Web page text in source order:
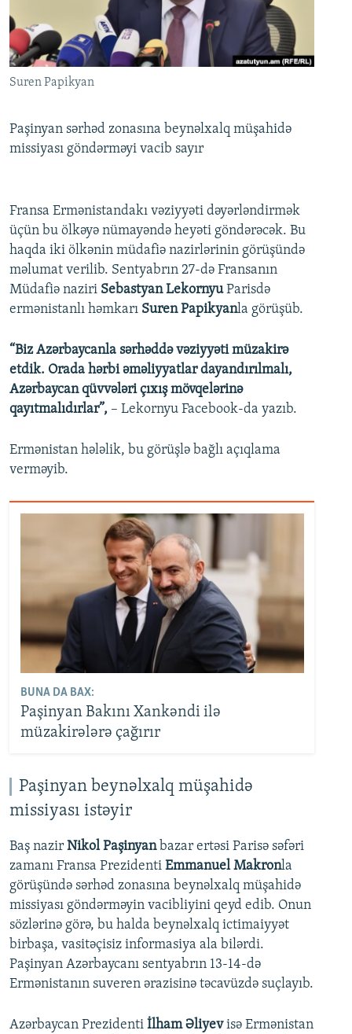
KARIKATURA
AZƏRBAYCAN ƏDƏBIYYATI KITABXANASI
İSLAM VƏ DEMOKRATIYA
PEŞƏ ETIKASI VƏ JURNALISTIKA STANDARTLARIMIZ
BIZIMLƏ ƏLAQƏ
XƏBƏR BÜLLETENLƏRIMIZ
BIZI IZLƏ
Suren Papikyan
Paşinyan sərhəd zonasına beynəlxalq müşahidə
missiyası göndərməyi vacib sayır
Fransa Ermənistandakı vəziyyəti dəyərləndirmək
üçün bu ölkəyə nümayəndə heyəti göndərəcək. Bu
haqda iki ölkənin müdafiə nazirlərinin görüşündə
məlumat verilib. Sentyabrın 27-də Fransanın
Müdafiə naziri Sebastyan LekornyuParisdə
ermənistanlı həmkarı Suren Papikyanla görüşüb.
“Biz Azərbaycanla sərhəddə vəziyyəti müzakirə
etdik. Orada hərbi əməliyyatlar dayandırılmalı,
Azərbaycan qüvvələri çıxış mövqelərinə
qayıtmalıdırlar”, – Lekornyu Facebook-da yazıb.
Ermənistan hələlik, bu görüşlə bağlı açıqlama
verməyib.
BUNA DA BAX:
Paşinyan Bakını Xankəndi ilə
müzakirələrə çağırır
Paşinyan beynəlxalq müşahidə
missiyası istəyir
Baş nazir Nikol Paşinyanbazar ertəsi Parisə səfəri
zamanı Fransa Prezidenti Emmanuel Makronla
görüşündə sərhəd zonasına beynəlxalq müşahidə
missiyası göndərməyin vacibliyini qeyd edib. Onun
sözlərinə görə, bu halda beynəlxalq ictimaiyyət
birbaşa, vasitəçisiz informasiya ala bilərdi.
Paşinyan Azərbaycanı sentyabrın 13-14-də
Ermənistanın suveren ərazisinə təcavüzdə suçlayıb.
Azərbaycan Prezidenti İlham Əliyevisə Ermənistan